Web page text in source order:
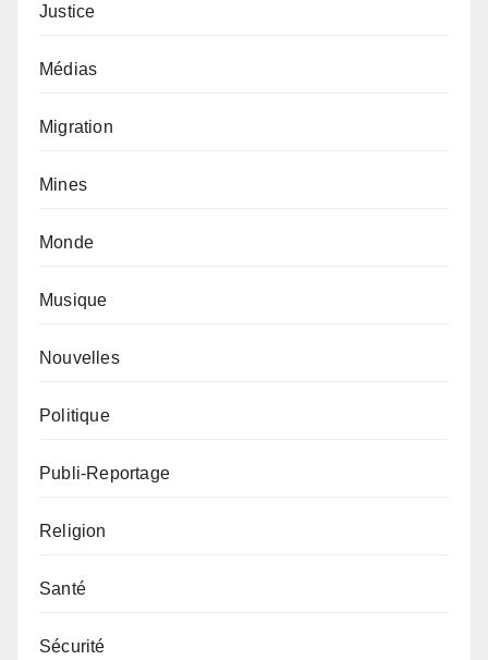
Justice
Médias
Migration
Mines
Monde
Musique
Nouvelles
Politique
Publi-Reportage
Religion
Santé
Sécurité